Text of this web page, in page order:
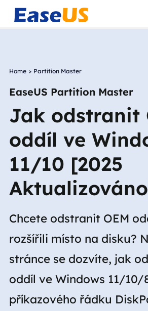
Home > Partition Master
EaseUS Partition Master
Jak odstranit
oddíl ve
11/10 [2025
Chcete odstranit OEM
rozšířili místo na disku?
stránce se dozvíte, jak
oddíl ve Windows 11/
příkazového řádku